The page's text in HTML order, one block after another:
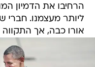
הרחיבו את הדמיון
ליותר מעצמנו. חברי
אורו כבה, אך